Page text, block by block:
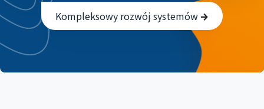
Kompleksowy rozwój systemów